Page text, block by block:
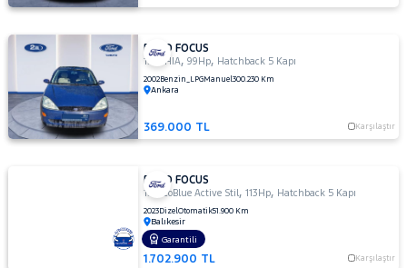
FORD FOCUS
1.6 GHIA,99Hp, Hatchback 5 Kapı
2002Benzin_LPGManuel300.230 Km
Ankara
369.000 TL Karşılaştır
FORD FOCUS
1.5 EcoBlue Active Stil,113Hp, Hatchback 5 Kapı
2023DizelOtomatik51.900 Km
Balıkesir
1.702.900 TL Karşılaştır
Garantili